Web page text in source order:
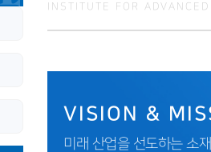
INSTITUTE FOR
VISION &
미래 산업을 선도하는 소